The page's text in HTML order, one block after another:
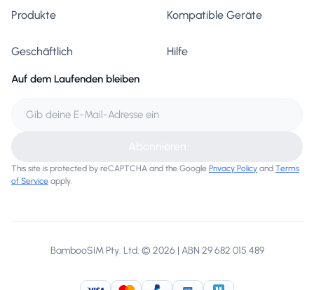
Produkte Kompatible Geräte
Geschäftlich Hilfe
Auf dem Laufenden bleiben
This site is protected by reCAPTCHA and the Google Privacy Policy and Terms
of Service apply.
BambooSIM Pty. Ltd. © 2026 | ABN 29 682 015 489
Visa MasterCard
PayPal American Express
Venmo